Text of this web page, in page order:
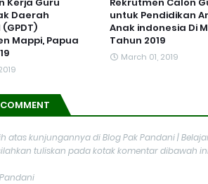
Daerah
Mappi, Papua
untuk Pendidikan
Anak indonesia Di
Tahun 2019
March 01, 2019
atas kunjungannya di Blog Pak Pandani |
tuliskan pada kotak komentar dibawah